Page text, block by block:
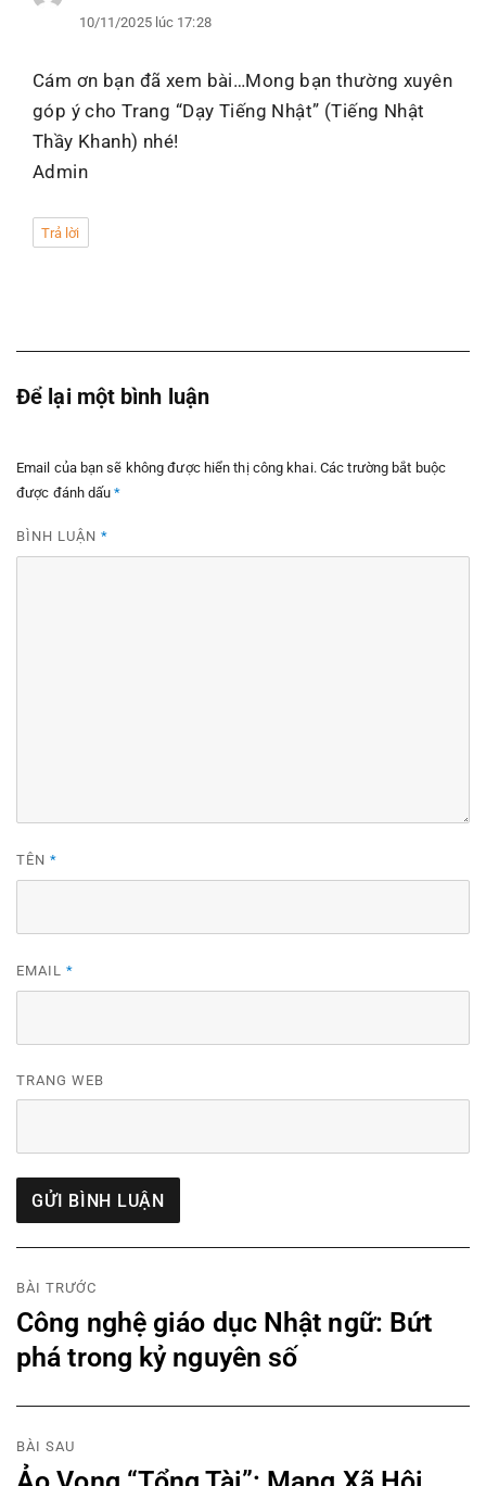
10/11/2025 lúc 17:28
Cám ơn bạn đã xem bài…Mong bạn thường xuyên
góp ý cho Trang “Dạy Tiếng Nhật” (Tiếng Nhật
Thầy Khanh) nhé!
Admin
Trả lời
Để lại một bình luận
Email của bạn sẽ không được hiển thị công khai. Các trường bắt buộc
được đánh dấu*
BÌNH LUẬN *
TÊN *
EMAIL *
TRANG WEB
Điều
hướng
bài
BÀI TRƯỚC
Previous
post:
Công nghệ giáo dục Nhật ngữ: Bứt
phá trong kỷ nguyên số
BÀI SAU
Next